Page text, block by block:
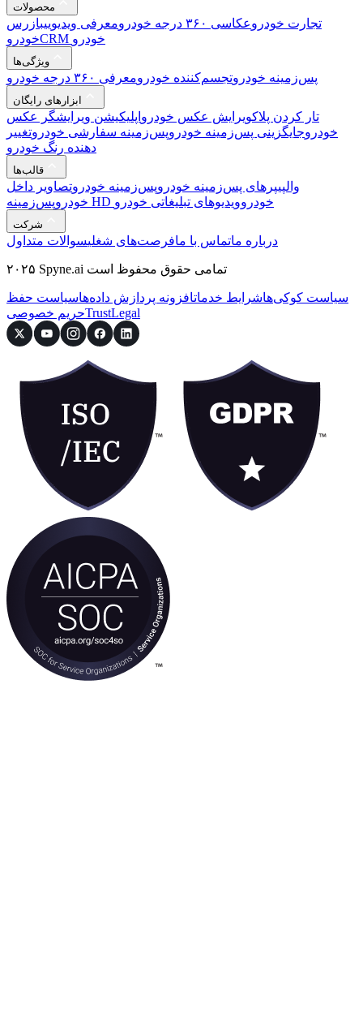
محصولات
تجارت خودروعکاسی ۳۶۰ درجه خودرو معرفی ویدیوییبازرس
خودرو
CRM خودرو
ویژگی‌ها
پس‌زمینه خودروتجسم‌کننده خودرومعرفی ۳۶۰ درجه خودرو
ابزارهای رایگان
تار کردن پلاکویرایش عکس خودرو اپلیکیشن ویرایشگر عکس
خودروجایگزینی پس‌زمینه خودروپس‌زمینه سفارشی خودروتغییر
دهنده رنگ خودرو
قالب‌ها
والپیپرهای پس‌زمینه خودروپس‌زمینه خودروتصاویر داخل
خودرو
پس‌زمینه HD خودروویدیوهای تبلیغاتی خودرو
شرکت
درباره ماتماس با مافرصت‌های شغلیسوالات متداول
۲۰۲۵ Spyne.ai تمامی حقوق محفوظ است
سیاست کوکی‌هاشرایط خدماتافزونه پردازش داده‌هاسیاست حفظ
حریم خصوصیTrustLegal